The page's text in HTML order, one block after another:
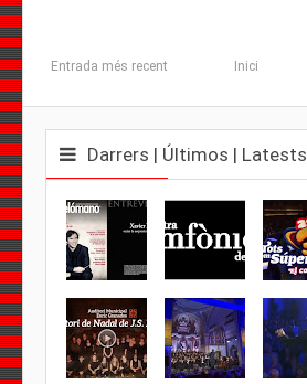
Entrada més recent Inici
Darrers | Últimos | Latests